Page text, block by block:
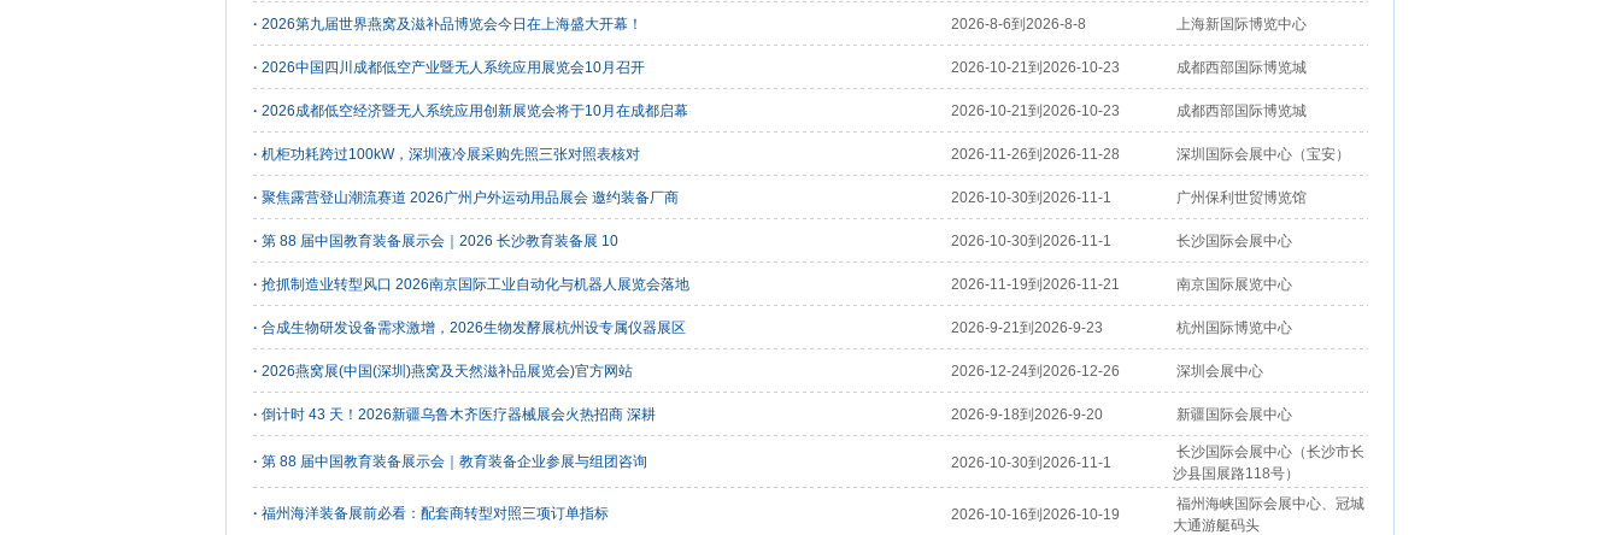
· 2026第九届世界燕窝及滋补品博览会今日在上海盛大开幕！ 2026-8-6到2026-8-8 上海新国际博览中心
· 2026中国四川成都低空产业暨无人系统应用展览会10月召开 2026-10-21到2026-10-23 成都西部国际博览城
· 2026成都低空经济暨无人系统应用创新展览会将于10月在成都启幕 2026-10-21到2026-10-23 成都西部国际博览城
· 机柜功耗跨过100kW，深圳液冷展采购先照三张对照表核对 2026-11-26到2026-11-28 深圳国际会展中心（宝安）
· 聚焦露营登山潮流赛道 2026广州户外运动用品展会 邀约装备厂商 2026-10-30到2026-11-1 广州保利世贸博览馆
· 第 88 届中国教育装备展示会｜2026 长沙教育装备展 10 2026-10-30到2026-11-1 长沙国际会展中心
· 抢抓制造业转型风口 2026南京国际工业自动化与机器人展览会落地 2026-11-19到2026-11-21 南京国际展览中心
· 合成生物研发设备需求激增，2026生物发酵展杭州设专属仪器展区 2026-9-21到2026-9-23 杭州国际博览中心
· 2026燕窝展(中国(深圳)燕窝及天然滋补品展览会)官方网站 2026-12-24到2026-12-26 深圳会展中心
· 倒计时 43 天！2026新疆乌鲁木齐医疗器械展会火热招商 深耕 2026-9-18到2026-9-20 新疆国际会展中心
· 第 88 届中国教育装备展示会｜教育装备企业参展与组团咨询 2026-10-30到2026-11-1
长沙国际会展中心（长沙市长
沙县国展路118号）
· 福州海洋装备展前必看：配套商转型对照三项订单指标 2026-10-16到2026-10-19
福州海峡国际会展中心、冠城
大通游艇码头